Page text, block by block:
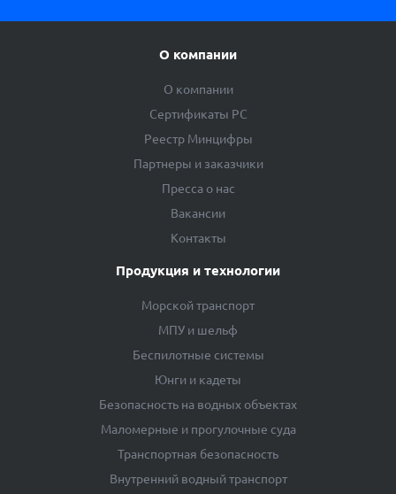
О компании
О компании
Сертификаты РС
Реестр Минцифры
Партнеры и заказчики
Пресса о нас
Вакансии
Контакты
Продукция и технологии
Морской транспорт
МПУ и шельф
Беспилотные системы
Юнги и кадеты
Безопасность на водных объектах
Маломерные и прогулочные суда
Транспортная безопасность
Внутренний водный транспорт